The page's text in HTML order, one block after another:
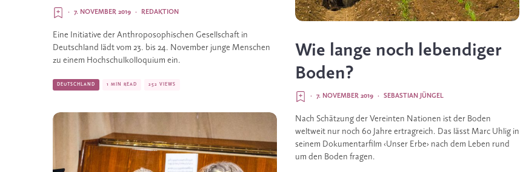
REDAKTION
·
7. NOVEMBER 2019
·
Eine Initiative der Anthroposophischen Gesellschaft in
Deutschland lädt vom 23. bis 24. November junge Menschen
zu einem Hochschulkolloquium ein.
DEUTSCHLAND 1 MIN READ 252 VIEWS
Wie lange noch lebendiger
Boden?
SEBASTIAN JÜNGEL
·
7. NOVEMBER 2019
·
Nach Schätzung der Vereinten Nationen ist der Boden
weltweit nur noch 60 Jahre ertragreich. Das lässt Marc Uhlig in
seinem Dokumentarfilm ‹Unser Erbe› nach dem Leben rund
um den Boden fragen.